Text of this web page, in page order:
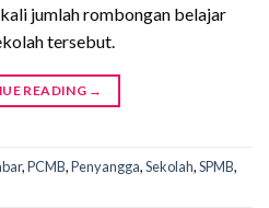
jumlah rombongan belajar
tersebut.
READING →
,PCMB,Penyangga,Sekolah,SPMB,